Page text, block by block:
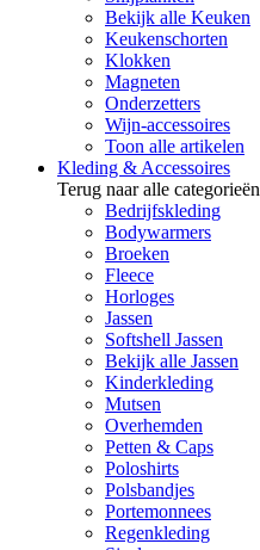
Bekijk alle Keuken
Keukenschorten
Klokken
Magneten
Onderzetters
Wijn-accessoires
Toon alle artikelen
Kleding & Accessoires
Terug naar alle categorieën
Bedrijfskleding
Bodywarmers
Broeken
Fleece
Horloges
Jassen
Softshell Jassen
Bekijk alle Jassen
Kinderkleding
Mutsen
Overhemden
Petten & Caps
Poloshirts
Polsbandjes
Portemonnees
Regenkleding